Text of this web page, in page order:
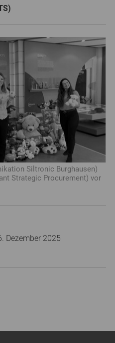
Siltronic Burghausen)
Strategic Procurement) vor
Dezember 2025